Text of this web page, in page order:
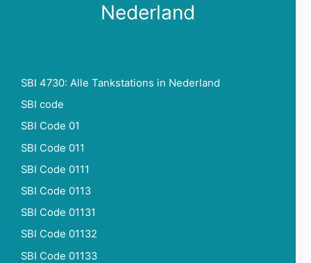
Nederland
SBI 4730: Alle Tankstations in Nederland
SBI code
SBI Code 01
SBI Code 011
SBI Code 0111
SBI Code 0113
SBI Code 01131
SBI Code 01132
SBI Code 01133